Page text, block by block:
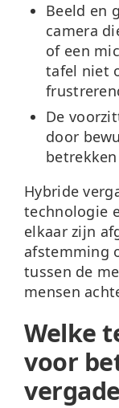
Beeld en
camera
of een
tafel niet
De
door
Hybride
technologie
elkaar zijn
afstemming
tussen de
mensen
Welke
voor